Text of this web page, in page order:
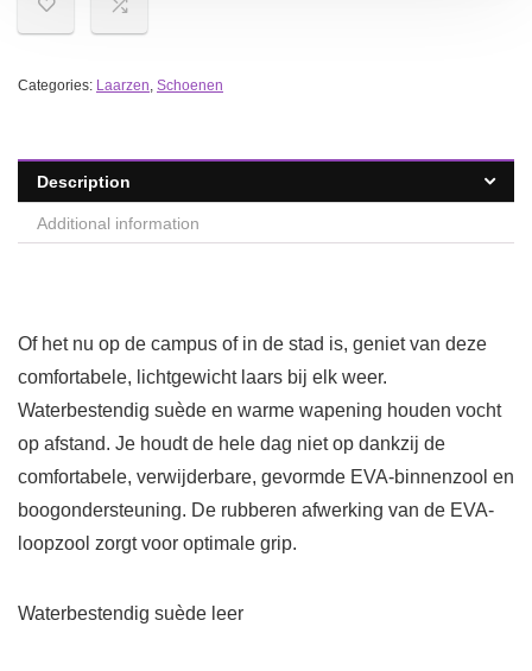
Categories: Laarzen, Schoenen
Description
Additional information
Of het nu op de campus of in de stad is, geniet van deze
comfortabele, lichtgewicht laars bij elk weer.
Waterbestendig suède en warme wapening houden vocht
op afstand. Je houdt de hele dag niet op dankzij de
comfortabele, verwijderbare, gevormde EVA-binnenzool en
boogondersteuning. De rubberen afwerking van de EVA-
loopzool zorgt voor optimale grip.
Waterbestendig suède leer